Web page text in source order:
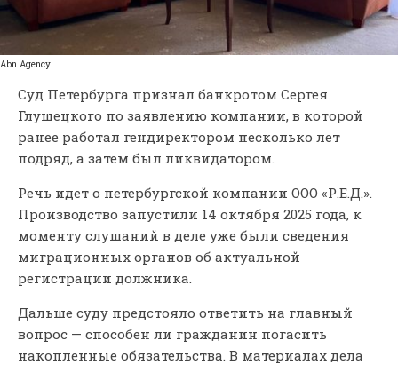
Аbn.Аgency
Суд Петербурга признал банкротом Сергея
Глушецкого по заявлению компании, в которой
ранее работал гендиректором несколько лет
подряд, а затем был ликвидатором.
Речь идет о петербургской компании ООО «Р.Е.Д.».
Производство запустили 14 октября 2025 года, к
моменту слушаний в деле уже были сведения
миграционных органов об актуальной
регистрации должника.
Дальше суду предстояло ответить на главный
вопрос — способен ли гражданин погасить
накопленные обязательства. В материалах дела